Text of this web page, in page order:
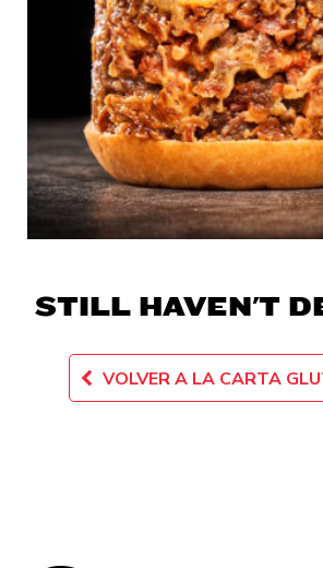
STILL HAVEN'T
VOLVER A LA CARTA